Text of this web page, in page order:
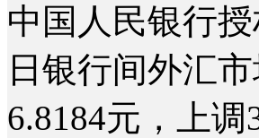
中国人民银行
日银行间外汇
6.8184元，上